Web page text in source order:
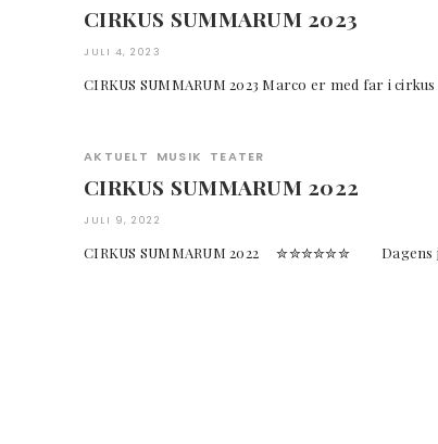
CIRKUS SUMMARUM 2023
JULI 4, 2023
CIRKUS SUMMARUM 2023 Marco er med far i
AKTUELT MUSIK TEATER
CIRKUS SUMMARUM 2022
JULI 9, 2022
CIRKUS SUMMARUM 2022 ✮✮✮✮✮✮ Dagens